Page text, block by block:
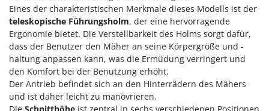
Mulcher für Traktor
N
Notstromaggregat
Nudelmaschinen
O
Obstmühlen Obsthäcksler Obstmuser
FIAC
FIEM
Fimar
FINI
Fiorentini
Fiskars
Eines der charakteristischen Merkmale dieses Modells ist der
teleskopische Führungsholm, der eine hervorragende
Ergonomie bietet. Die Verstellbarkeit des Holms sorgt dafür,
dass der Benutzer den Mäher an seine Körpergröße und -
haltung anpassen kann, was die Ermüdung verringert und
den Komfort bei der Benutzung erhöht.
Der Antrieb befindet sich an den Hinterrädern des Mähers
und ist daher leicht zu manövrieren.